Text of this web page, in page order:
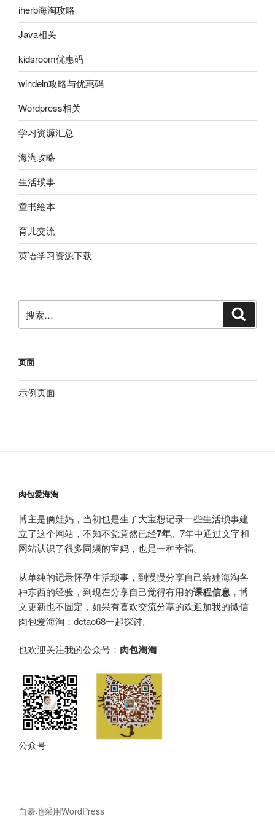
iherb海淘攻略
Java相关
kidsroom优惠码
windeln攻略与优惠码
Wordpress相关
学习资源汇总
海淘攻略
生活琐事
童书绘本
育儿交流
英语学习资源下载
索：
页面
示例页面
肉包爱海淘
博主是俩娃妈，当初也是生了大宝想记录一些生活琐事建
立了这个网站，不知不觉竟然已经7年。7年中通过文字和
网站认识了很多同频的宝妈，也是一种幸福。
从单纯的记录怀孕生活琐事，到慢慢分享自己给娃海淘各
种东西的经验，到现在分享自己觉得有用的课程信息 ，博
文更新也不固定，如果有喜欢交流分享的欢迎加我的微信
肉包爱海淘：detao68一起探讨。
也欢迎关注我的公众号： 肉包淘淘
公众号
自豪地采用WordPress